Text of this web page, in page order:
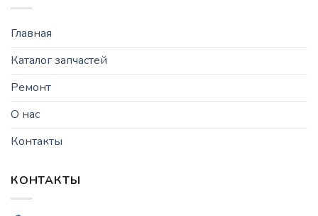
Главная
Каталог запчастей
Ремонт
О нас
Контакты
КОНТАКТЫ